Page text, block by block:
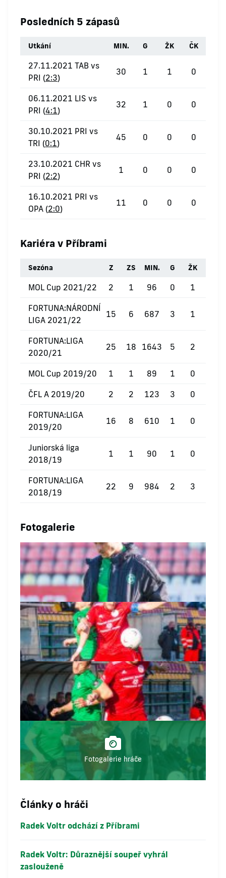
Posledních 5 zápasů
Utkání MIN. G ŽK ČK
27.11.2021 TAB vs
PRI (2:3)
30 1 1 0
06.11.2021 LIS vs
PRI (4:1)
32 1 0 0
30.10.2021 PRI vs
TRI (0:1)
45 0 0 0
23.10.2021 CHR vs
PRI (2:2)
1 0 0 0
16.10.2021 PRI vs
OPA (2:0)
11 0 0 0
Kariéra v Příbrami
Sezóna Z ZS MIN. G ŽK
MOL Cup 2021/22 2 1 96 0 1
FORTUNA:NÁRODNÍ
LIGA 2021/22
15 6 687 3 1
FORTUNA:LIGA
2020/21
25 18 1643 5 2
MOL Cup 2019/20 1 1 89 1 0
ČFL A 2019/20 2 2 123 3 0
FORTUNA:LIGA
2019/20
16 8 610 1 0
Juniorská liga
2018/19
1 1 90 1 0
FORTUNA:LIGA
2018/19
22 9 984 2 3
Fotogalerie
Fotogalerie hráče
Články o hráči
Radek Voltr odchází z Příbrami
Radek Voltr: Důraznější soupeř vyhrál
zaslouženě